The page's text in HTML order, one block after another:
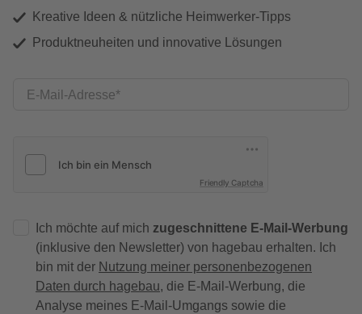
Kreative Ideen & nützliche Heimwerker-Tipps
Produktneuheiten und innovative Lösungen
E-Mail-Adresse
Friendly Captcha
Ich möchte auf mich zugeschnittene E-Mail-Werbung
(inklusive den Newsletter) von hagebau erhalten. Ich
bin mit der Nutzung meiner personenbezogenen
Daten durch hagebau, die E-Mail-Werbung, die
Analyse meines E-Mail-Umgangs sowie die